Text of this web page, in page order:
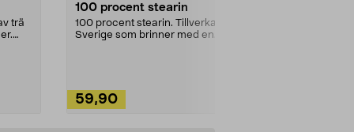
trä
100 procent stearin
100 procent stearin. Tillverkade i
Sverige som brinner med en
59,90